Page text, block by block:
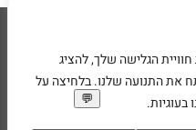
הגלישה שלך, להציג
את התנועה שלנו. בלחיצה על
Express
2
מוצרים תקנון מדיניות פרטיות
פרטים אישיים